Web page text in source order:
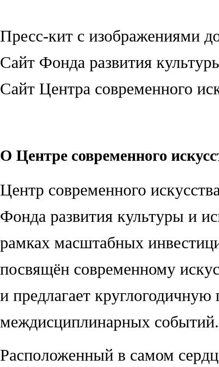
Пресс-кит с изображениями
Сайт Фонда развития
Сайт Центра современного
О Центре современного
Центр современного
Фонда развития культуры и
рамках масштабных
посвящён современному
и предлагает
междисциплинарных событий.
Расположенный в самом